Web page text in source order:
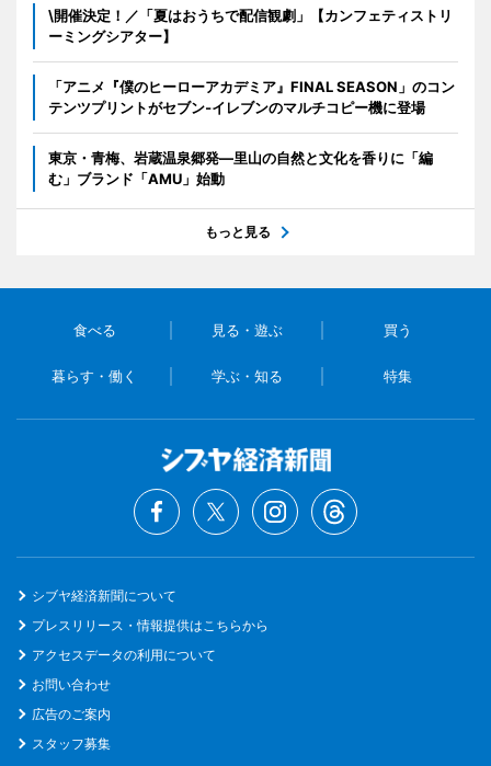
\開催決定！／「夏はおうちで配信観劇」【カンフェティストリ
ーミングシアター】
「アニメ『僕のヒーローアカデミア』FINAL SEASON」のコン
テンツプリントがセブン‐イレブンのマルチコピー機に登場
東京・青梅、岩蔵温泉郷発―里山の自然と文化を香りに「編
む」ブランド「AMU」始動
もっと見る
食べる 見る・遊ぶ 買う
暮らす・働く 学ぶ・知る 特集
シブヤ経済新聞について
プレスリリース・情報提供はこちらから
アクセスデータの利用について
お問い合わせ
広告のご案内
スタッフ募集